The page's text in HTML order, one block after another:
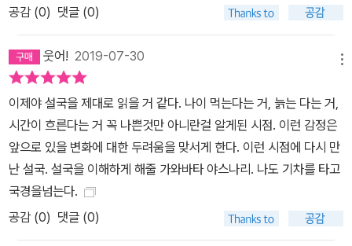
공감 (0) 댓글 (0)
웃어! 2019-07-30
이제야 설국을 제대로 읽을 거 같다. 나이 먹는다는 거, 늙는 다는 거,
시간이 흐른다는 거 꼭 나쁜것만 아니란걸 알게된 시점. 이런 감정은
앞으로 있을 변화에 대한 두려움을 맞서게 한다. 이런 시점에 다시 만
난 설국. 설국을 이해하게 해줄 가와바타 야스나리. 나도 기차를 타고
국경을넘는다.
공감 (0) 댓글 (0)